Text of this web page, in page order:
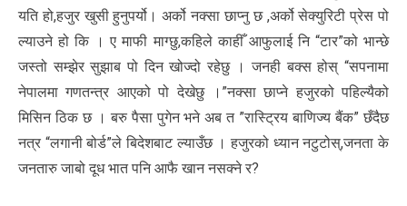
यति हो,हजुर खुसी हुनुपर्यो। अर्को नक्सा छाप्नु छ ,अर्को सेक्युरिटी प्रेस पो
ल्याउने हो कि । ए माफी माग्छु,कहिले काहीँ आफुलाई नि “टार”को भान्छे
जस्तो सम्झेर सुझाब पो दिन खोज्दो रहेछु । जनही बक्स होस् “सपनामा
नेपालमा गणतन्त्र आएको पो देखेछु ।”नक्सा छाप्ने हजुरको पहिल्यैको
मिसिन ठिक छ । बरु पैसा पुगेन भने अब त ”रास्ट्रिय बाणिज्य बैंक” छँदैछ
नत्र “लगानी बोर्ड”ले बिदेशबाट ल्याउँछ । हजुरको ध्यान नटुटोस्,जनता के
जनतारु जाबो दूध भात पनि आफै खान नसक्ने र?